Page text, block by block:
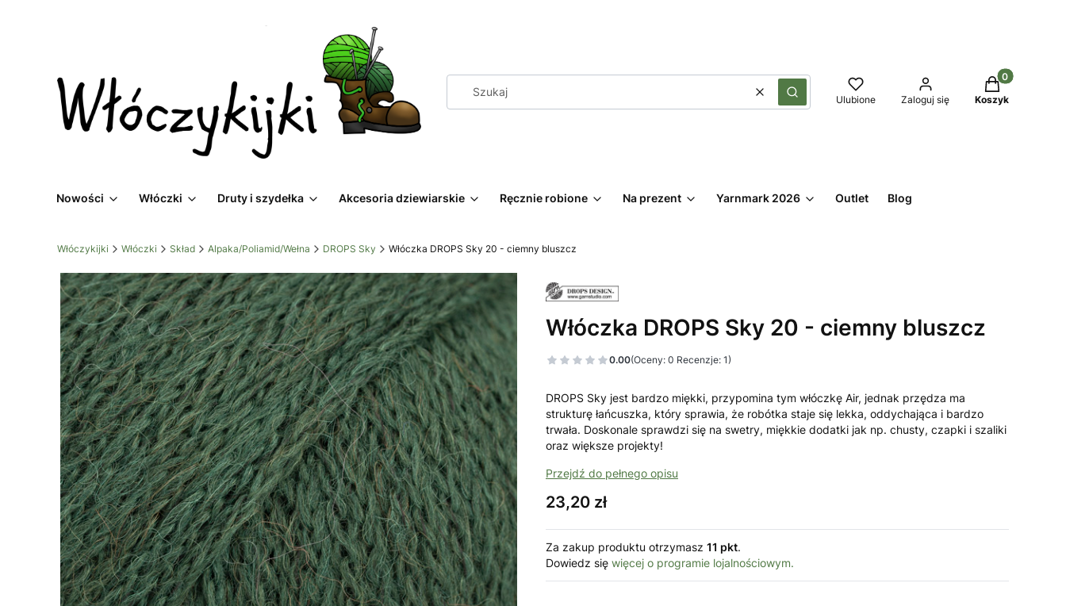
WyczyśćSzukaj Ulubione Zaloguj się
Produkty w
Koszyk
Nowości Włóczki Druty i szydełka Akcesoria dziewiarskie Ręcznie robione Na prezent Yarnmark 2026 Outlet Blog
Włóczykijki Włóczki Skład Alpaka/Poliamid/Wełna DROPS Sky Włóczka DROPS Sky 20 - ciemny bluszcz
Włóczka DROPS Sky 20 - ciemny bluszcz
0.00(Oceny: 0 Recenzje: 1)
DROPS Sky jest bardzo miękki, przypomina tym włóczkę Air, jednak przędza ma
strukturę łańcuszka, który sprawia, że robótka staje się lekka, oddychająca i bardzo
trwała. Doskonale sprawdzi się na swetry, miękkie dodatki jak np. chusty, czapki i szaliki
oraz większe projekty!
Przejdź do pełnego opisu
Cena
23,20 zł
Za zakup produktu otrzymasz 11 pkt.
Dowiedz się więcej o programie lojalnościowym.